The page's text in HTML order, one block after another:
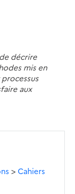
décrire
mis en
aux
>Cahiers